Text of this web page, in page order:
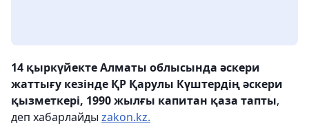
14 қыркүйекте Алматы облысында әскери
жаттығу кезінде ҚР Қарулы Күштердің әскери
қызметкері, 1990 жылғы капитан қаза тапты,
деп хабарлайды zakon.kz.